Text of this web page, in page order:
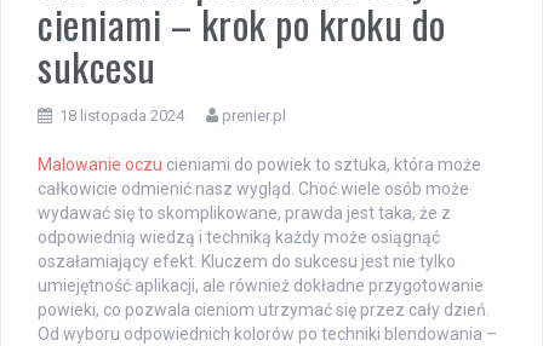
cieniami – krok po kroku do
sukcesu
18 listopada 2024 prenier.pl
Malowanie oczu cieniami do powiek to sztuka, która może
całkowicie odmienić nasz wygląd. Choć wiele osób może
wydawać się to skomplikowane, prawda jest taka, że z
odpowiednią wiedzą i techniką każdy może osiągnąć
oszałamiający efekt. Kluczem do sukcesu jest nie tylko
umiejętność aplikacji, ale również dokładne przygotowanie
powieki, co pozwala cieniom utrzymać się przez cały dzień.
Od wyboru odpowiednich kolorów po techniki blendowania –